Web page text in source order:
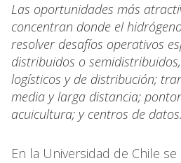
Las oportunidades más
concentran donde el
resolver desafíos operativos
distribuidos o
logísticos y de distribución;
media y larga distancia;
acuicultura; y centros de datos.
En la Universidad de Chile